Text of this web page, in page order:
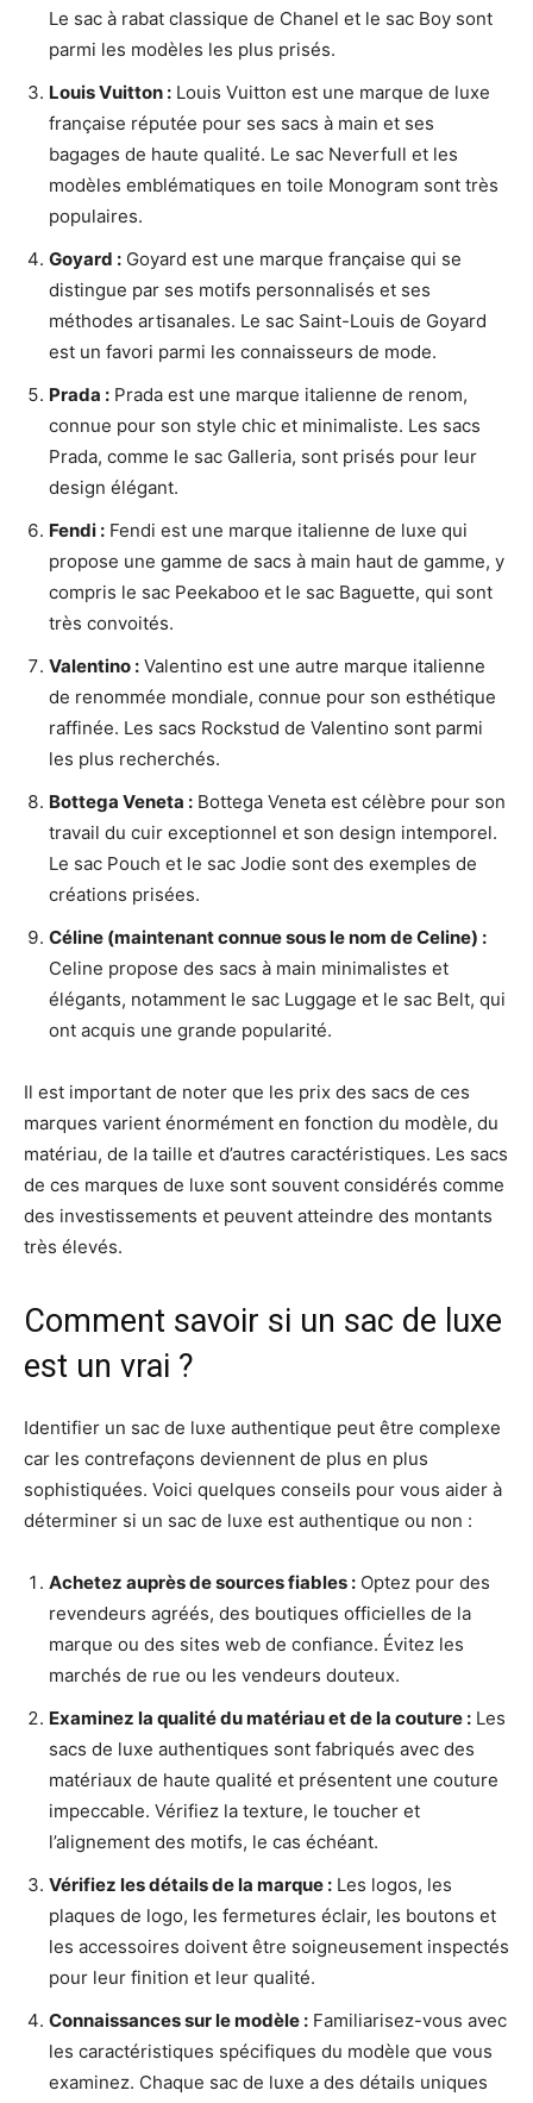
Le sac à rabat classique de Chanel et le sac Boy sont
parmi les modèles les plus prisés.
Louis Vuitton : Louis Vuitton est une marque de luxe
française réputée pour ses sacs à main et ses
bagages de haute qualité. Le sac Neverfull et les
modèles emblématiques en toile Monogram sont très
populaires.
Goyard : Goyard est une marque française qui se
distingue par ses motifs personnalisés et ses
méthodes artisanales. Le sac Saint-Louis de Goyard
est un favori parmi les connaisseurs de mode.
Prada : Prada est une marque italienne de renom,
connue pour son style chic et minimaliste. Les sacs
Prada, comme le sac Galleria, sont prisés pour leur
design élégant.
Fendi : Fendi est une marque italienne de luxe qui
propose une gamme de sacs à main haut de gamme, y
compris le sac Peekaboo et le sac Baguette, qui sont
très convoités.
Valentino : Valentino est une autre marque italienne
de renommée mondiale, connue pour son esthétique
raffinée. Les sacs Rockstud de Valentino sont parmi
les plus recherchés.
Bottega Veneta : Bottega Veneta est célèbre pour son
travail du cuir exceptionnel et son design intemporel.
Le sac Pouch et le sac Jodie sont des exemples de
créations prisées.
Céline (maintenant connue sous le nom de Celine) :
Celine propose des sacs à main minimalistes et
élégants, notamment le sac Luggage et le sac Belt, qui
ont acquis une grande popularité.
Il est important de noter que les prix des sacs de ces
marques varient énormément en fonction du modèle, du
matériau, de la taille et d’autres caractéristiques. Les sacs
de ces marques de luxe sont souvent considérés comme
des investissements et peuvent atteindre des montants
très élevés.
Comment savoir si un sac de luxe
est un vrai ?
Identifier un sac de luxe authentique peut être complexe
car les contrefaçons deviennent de plus en plus
sophistiquées. Voici quelques conseils pour vous aider à
déterminer si un sac de luxe est authentique ou non :
Achetez auprès de sources fiables : Optez pour des
revendeurs agréés, des boutiques officielles de la
marque ou des sites web de confiance. Évitez les
marchés de rue ou les vendeurs douteux.
Examinez la qualité du matériau et de la couture : Les
sacs de luxe authentiques sont fabriqués avec des
matériaux de haute qualité et présentent une couture
impeccable. Vérifiez la texture, le toucher et
l’alignement des motifs, le cas échéant.
Vérifiez les détails de la marque : Les logos, les
plaques de logo, les fermetures éclair, les boutons et
les accessoires doivent être soigneusement inspectés
pour leur finition et leur qualité.
Connaissances sur le modèle : Familiarisez-vous avec
les caractéristiques spécifiques du modèle que vous
examinez. Chaque sac de luxe a des détails uniques